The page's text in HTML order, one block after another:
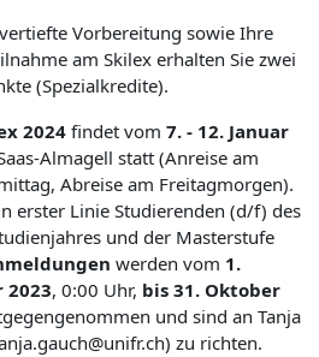
Vorbereitung sowie Ihre
am Skilex erhalten Sie zwei
(Spezialkredite).
2024 findet vom 7. - 12. Januar
Almagell statt (Anreise am
Abreise am Freitagmorgen).
erster Linie Studierenden (d/f) des
und der Masterstufe
werden vom 1.
2023, 0:00 Uhr, bis 31. Oktober
und sind an Tanja
zu richten.